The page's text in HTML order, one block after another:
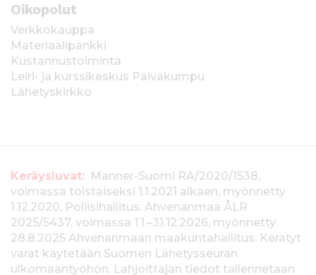
Oikopolut
Verkkokauppa
Materiaalipankki
Kustannustoiminta
Leiri- ja kurssikeskus Päiväkumpu
Lähetyskirkko
T
i
e
d
Keräysluvat: Manner-Suomi RA/2020/1538,
voimassa toistaiseksi 1.1.2021 alkaen, myönnetty
1.12.2020, Poliisihallitus. Ahvenanmaa ÅLR
2025/5437, voimassa 1.1.–31.12.2026, myönnetty
28.8.2025 Ahvenanmaan maakuntahallitus. Kerätyt
varat käytetään Suomen Lähetysseuran
ulkomaantyöhön. Lahjoittajan tiedot tallennetaan